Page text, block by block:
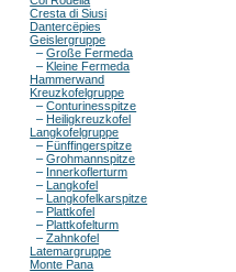
Cresta di Siusi
Dantercëpies
Geislergruppe
–Große Fermeda
– Kleine Fermeda
Hammerwand
Kreuzkofelgruppe
–Conturinesspitze
– Heiligkreuzkofel
Langkofelgruppe
– Fünffingerspitze
–Grohmannspitze
– Innerkoflerturm
– Langkofel
– Langkofelkarspitze
– Plattkofel
– Plattkofelturm
–Zahnkofel
Latemargruppe
Monte Pana